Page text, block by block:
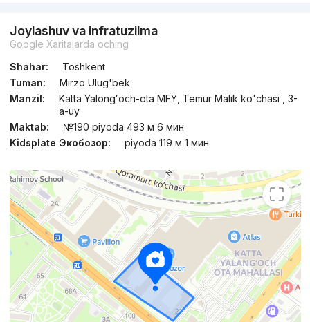
Joylashuv va infratuzilma
Google Xaritalarda oching
Shahar:
Toshkent
Tuman:
Mirzo Ulug'bek
Manzil:
Katta Yalongʻoch-ota MFY, Temur Malik ko'chasi , 3-
a-uy
Maktab:
№190 piyoda 493 м 6 мин
Kidsplate Экобозор:
piyoda 119 м 1 мин